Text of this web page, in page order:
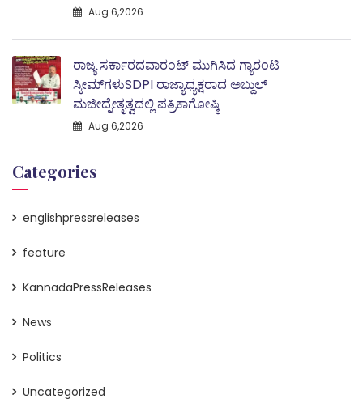
Aug 6,2026
ರಾಜ್ಯ ಸರ್ಕಾರದವಾರಂಟ್ ಮುಗಿಸಿದ ಗ್ಯಾರಂಟಿ
ಸ್ಕೀಮ್‌ಗಳುSDPI ರಾಜ್ಯಾಧ್ಯಕ್ಷರಾದ ಅಬ್ದುಲ್
ಮಜೀದ್ನೇತೃತ್ವದಲ್ಲಿ ಪತ್ರಿಕಾಗೋಷ್ಠಿ
Aug 6,2026
Categories
englishpressreleases
feature
KannadaPressReleases
News
Politics
Uncategorized